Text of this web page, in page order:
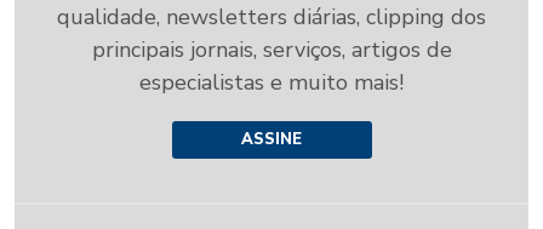
qualidade, newsletters diárias, clipping dos
principais jornais, serviços, artigos de
especialistas e muito mais!
ASSINE